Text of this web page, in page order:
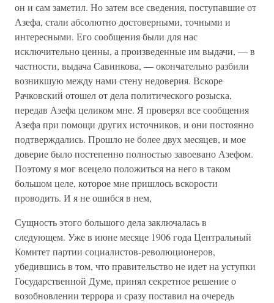
он и сам заметил. Но затем все сведения, поступавшие от
Азефа, стали абсолютно достоверными, точными и
интересными. Его сообщения были для нас
исключительно ценны, а произведенные им выдачи, — в
частности, выдача Савинкова, — окончательно разбили
возникшую между нами стену недоверия. Вскоре
Рачковский отошел от дела политического розыска,
передав Азефа целиком мне. Я проверял все сообщения
Азефа при помощи других источников, и они постоянно
подтверждались. Прошло не более двух месяцев, и мое
доверие было постепенно полностью завоевано Азефом.
Поэтому я мог всецело положиться на него в таком
большом целе, которое мне пришлось вскорости
проводить. И я не ошибся в нем,
Сущность этого большого дела заключалась в
следующем. Уже в июне месяце 1906 года Центральный
Комитет партии социалистов-революционеров,
убедившись в том, что правительство не идет на уступки
Государственной Думе, принял секретное решение о
возобновлении террора и сразу поставил на очередь